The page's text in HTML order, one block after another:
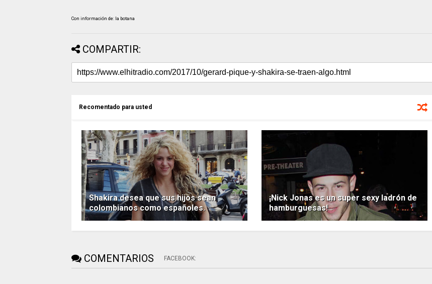
Con información de: la botana
COMPARTIR:
Recomentado para usted
Shakira desea que sus hijos sean
colombianos como españoles.
¡Nick Jonas es un super sexy ladrón de
hamburguesas!
COMENTARIOS FACEBOOK: